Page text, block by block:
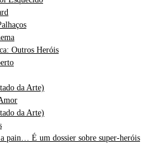
Outros Heróis
da Arte)
da Arte)
pain… É um dossier sobre super-heróis